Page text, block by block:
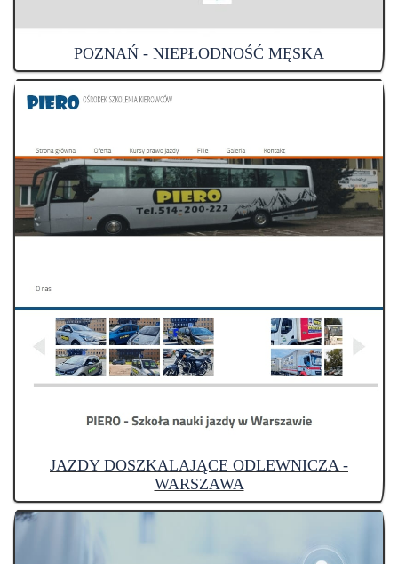
POZNAŃ - NIEPŁODNOŚĆ MĘSKA
JAZDY DOSZKALAJĄCE ODLEWNICZA -
WARSZAWA